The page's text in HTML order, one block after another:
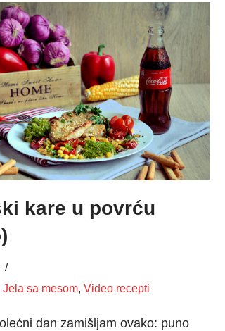
kare u povrću
Jela sa mesom, Video recepti
dan zamišljam ovako: puno